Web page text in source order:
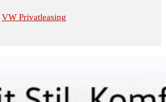
VW Privatleasing